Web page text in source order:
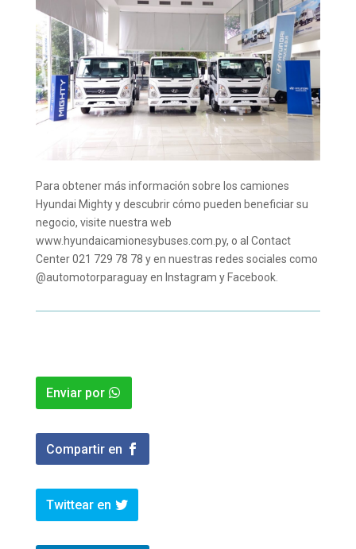
Para obtener más información sobre los camiones
Hyundai Mighty y descubrir cómo pueden beneficiar su
negocio, visite nuestra web
www.hyundaicamionesybuses.com.py, o al Contact
Center 021 729 78 78 y en nuestras redes sociales como
@automotorparaguay en Instagram y Facebook.
Enviar por
Compartir en
Twittear en